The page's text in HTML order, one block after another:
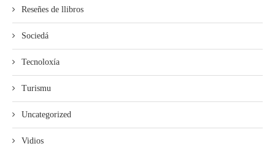
Reseñes de llibros
Sociedá
Tecnoloxía
Turismu
Uncategorized
Vidios